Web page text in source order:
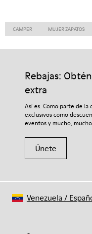
CAMPER MUJER ZAPATOS
Rebajas:
extra
Así es. Como parte de
exclusivos como
eventos y mucho, mucho
Únete
Venezuela /